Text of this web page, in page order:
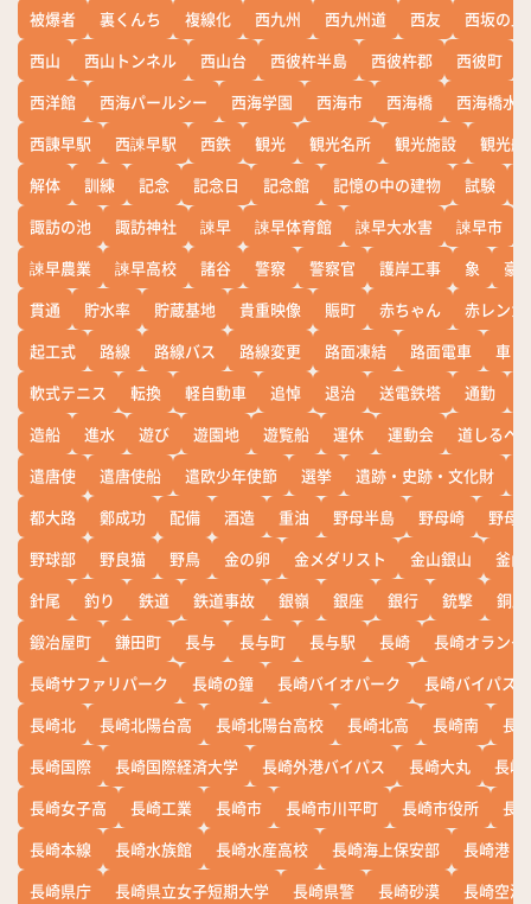
被爆者
裏くんち 複線化 西九州 西九州道 西友
西坂の丘
西山
西山トンネル 西山台 西彼杵半島 西彼杵郡 西彼町
西洋館
西海パールシー 西海学園 西海市 西海橋
西海橋水
西諌早駅
西諫早駅 西鉄 観光 観光名所 観光施設
観光船
解体
訓練 記念 記念日 記念館 記憶の中の建物 試験
諏訪の池
諏訪神社 諫早 諫早体育館 諫早大水害 諫早市
諫早農業
諫早高校 諸谷 警察 警察官 護岸工事 象
豪
貫通
貯水率 貯蔵基地 貴重映像 賑町 赤ちゃん
赤レンガ
起工式
路線 路線バス 路線変更 路面凍結 路面電車
車
軟式テニス
転換 軽自動車 追悼 退治 送電鉄塔 通勤
造船
進水 遊び 遊園地 遊覧船 運休 運動会
道しるべ
遣唐使
遣唐使船 遣欧少年使節 選挙 遺跡・史跡・文化財
都大路
鄭成功 配備 酒造 重油 野母半島 野母崎
野母
野球部
野良猫 野鳥 金の卵 金メダリスト 金山銀山
釜山
針尾
釣り 鉄道 鉄道事故 銀嶺 銀座 銀行 銃撃
銅座
鍛冶屋町
鎌田町 長与 長与町 長与駅 長崎
長崎オランダ
長崎サファリパーク
長崎の鐘 長崎バイオパーク
長崎バイパス
長崎北
長崎北陽台高 長崎北陽台高校 長崎北高 長崎南
長
長崎国際
長崎国際経済大学 長崎外港バイパス 長崎大丸
長崎
長崎女子高
長崎工業 長崎市 長崎市川平町 長崎市役所
長
長崎本線
長崎水族館 長崎水産高校 長崎海上保安部
長崎港
長崎県庁
長崎県立女子短期大学 長崎県警 長崎砂漠
長崎空港